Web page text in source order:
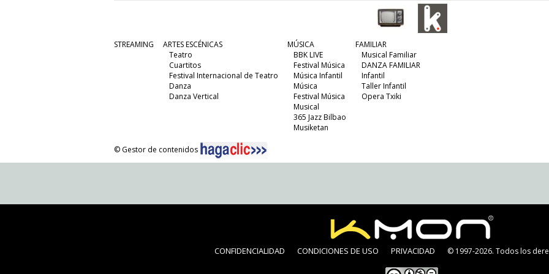
STREAMING
ARTES ESCÉNICAS
Teatro
Cuartitos
Festival Internacional de Teatro
Danza
Danza Vertical
MÚSICA
BBK LIVE
Festival Música
Música Infantil
Música
Festival Música
Musical
365 Jazz Bilbao
Musiketan
FAMILIAR
Musical Familiar
DANZA FAMILIAR
Infantil
Taller Infantil
Opera Txiki
© Gestor de contenidos
CONFIDENCIALIDAD CONDICIONES DE USO PRIVACIDAD © 1997-2026. Todos los